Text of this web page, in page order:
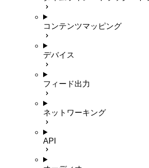
コンテンツマッピング
デバイス
フィード出力
ネットワーキング
API